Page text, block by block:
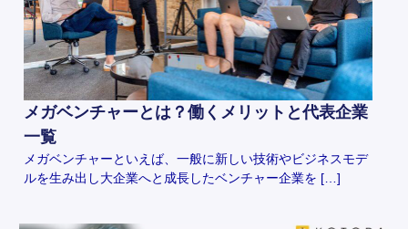
メガベンチャーとは？働くメリットと代表企業
一覧
メガベンチャーといえば、一般に新しい技術やビジネスモデ
ルを生み出し大企業へと成長したベンチャー企業を […]